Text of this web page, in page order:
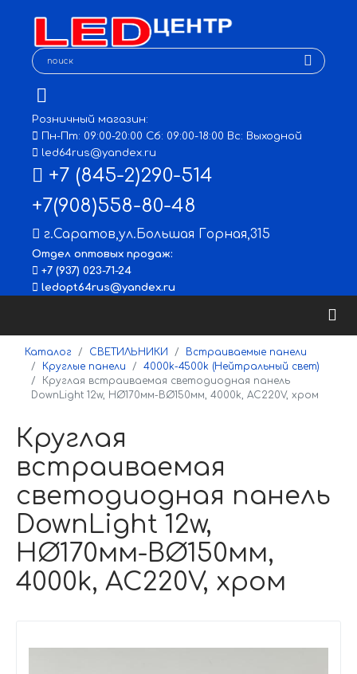
Розничный магазин:
Пн-Пт: 09:00-20:00 Сб: 09:00-18:00 Вс: Выходной
led64rus@yandex.ru
+7 (845-2)290-514
+7(908)558-80-48
г.Саратов,ул.Большая Горная,315
Отдел оптовых продаж:
+7 (937) 023-71-24
ledopt64rus@yandex.ru
Каталог СВЕТИЛЬНИКИ
Встраиваемые панели
Круглые панели
4000k-4500k (Нейтральный свет)
Круглая встраиваемая светодиодная панель
DownLight 12w, НØ170мм-ВØ150мм, 4000k, AC220V, хром
Круглая
встраиваемая
светодиодная панель
DownLight 12w,
НØ170мм-ВØ150мм,
4000k, AC220V, хром